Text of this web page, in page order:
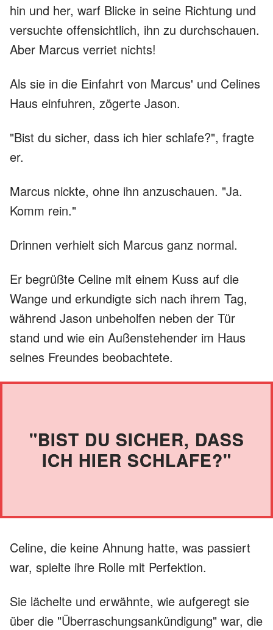
hin und her, warf Blicke in seine Richtung und
versuchte offensichtlich, ihn zu durchschauen.
Aber Marcus verriet nichts!
Als sie in die Einfahrt von Marcus' und Celines
Haus einfuhren, zögerte Jason.
"Bist du sicher, dass ich hier schlafe?", fragte
er.
Marcus nickte, ohne ihn anzuschauen. "Ja.
Komm rein."
Drinnen verhielt sich Marcus ganz normal.
Er begrüßte Celine mit einem Kuss auf die
Wange und erkundigte sich nach ihrem Tag,
während Jason unbeholfen neben der Tür
stand und wie ein Außenstehender im Haus
seines Freundes beobachtete.
"BIST DU SICHER, DASS
ICH HIER SCHLAFE?"
Celine, die keine Ahnung hatte, was passiert
war, spielte ihre Rolle mit Perfektion.
Sie lächelte und erwähnte, wie aufgeregt sie
über die "Überraschungsankündigung" war, die